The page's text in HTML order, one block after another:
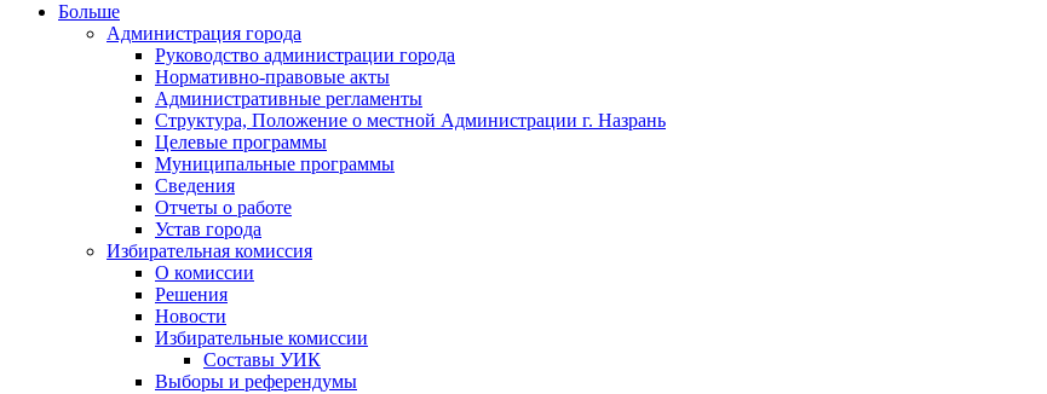
Больше
Администрация города
Руководство администрации города
Нормативно-правовые акты
Административные регламенты
Структура, Положение о местной Администрации г. Назрань
Целевые программы
Муниципальные программы
Сведения
Отчеты о работе
Устав города
Избирательная комиссия
О комиссии
Решения
Новости
Избирательные комиссии
Составы УИК
Выборы и референдумы